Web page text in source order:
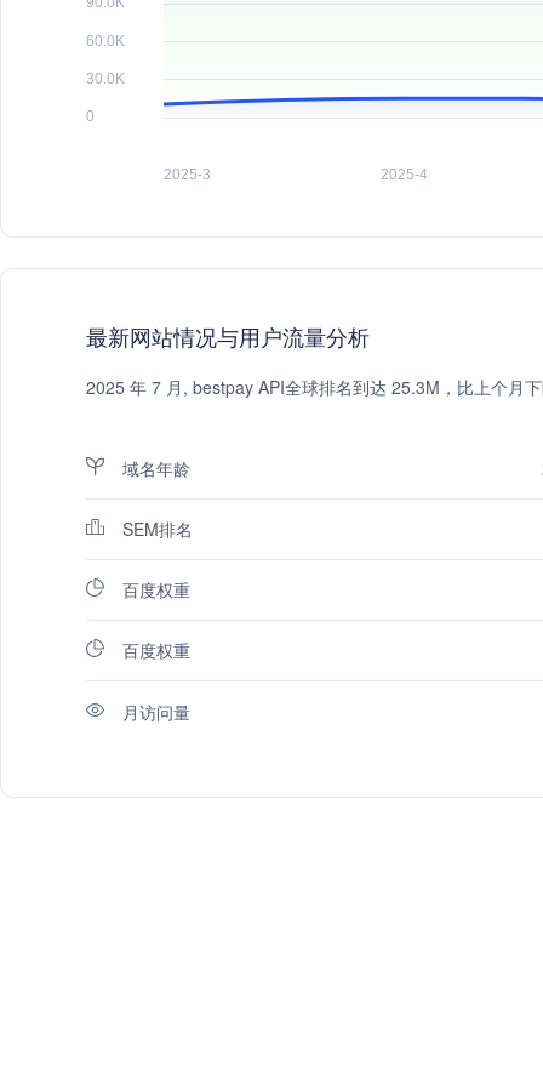
最新网站情况与用户流量分析
2025 年 7 月, bestpay API全球排名到达 25.3M，比上个月
域名年龄
SEM排名
百度权重
百度权重
月访问量